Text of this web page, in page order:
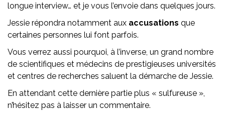
longue interview… et je vous l’envoie dans quelques jours.
Jessie répondra notamment aux accusations que
certaines personnes lui font parfois.
Vous verrez aussi pourquoi, à l’inverse, un grand nombre
de scientifiques et médecins de prestigieuses universités
et centres de recherches saluent la démarche de Jessie.
En attendant cette dernière partie plus « sulfureuse »,
n’hésitez pas à laisser un commentaire.